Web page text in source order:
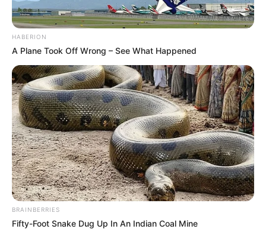
HABERION
A Plane Took Off Wrong – See What Happened
BRAINBERRIES
Fifty-Foot Snake Dug Up In An Indian Coal Mine